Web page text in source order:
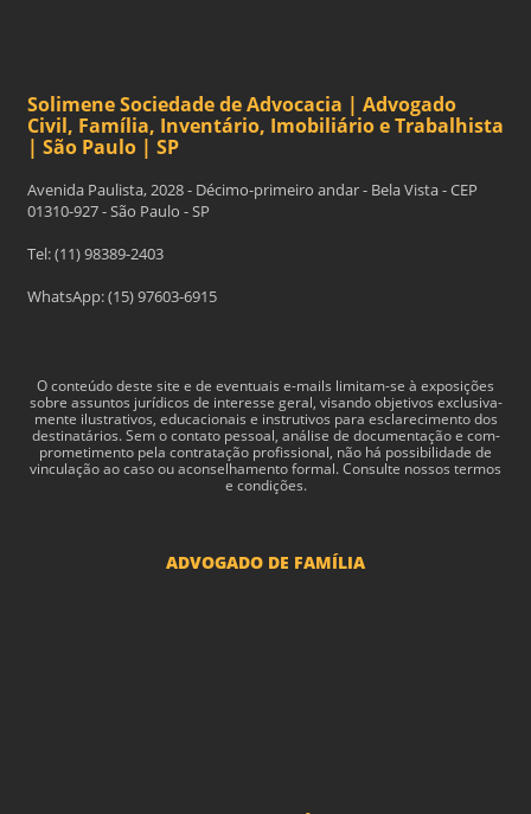
Solimene Sociedade de Advocacia | Advogado
Civil, Família, Inventário, Imobiliário e Trabalhista
| São Paulo | SP
Avenida Paulista, 2028 - Décimo-primeiro andar - Bela Vista - CEP
01310-927 - São Paulo - SP
Tel: (11) 98389-2403
WhatsApp: (15) 97603-6915
O con­teúdo deste site e de even­tu­ais e-​mails limitam-​se à exposições
sobre assun­tos jurídi­cos de inter­esse geral, visando obje­tivos exclu­si­va­
mente ilus­tra­tivos, edu­ca­cionais e instru­tivos para esclarec­i­mento dos
des­ti­natários. Sem o con­tato pes­soal, análise de doc­u­men­tação e com­
pro­me­ti­mento pela con­tratação profis­sional, não há pos­si­bil­i­dade de
vin­cu­lação ao caso ou acon­sel­hamento for­mal. Consulte nossos termos
e condições.
ADVOGADO DE FAMÍLIA